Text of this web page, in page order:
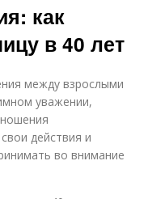
как
в 40 лет
между взрослыми
уважении,
действия и
во внимание